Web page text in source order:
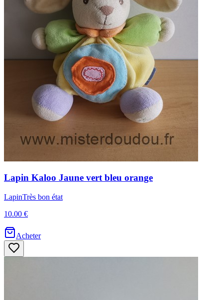
Lapin Kaloo Jaune vert bleu orange
LapinTrès bon état
10.00 €
Acheter